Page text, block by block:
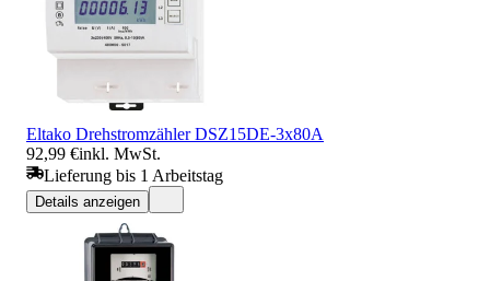
Eltako Drehstromzähler DSZ15DE-3x80A
92,99 €inkl. MwSt.
Lieferung bis 1 Arbeitstag
Details anzeigen